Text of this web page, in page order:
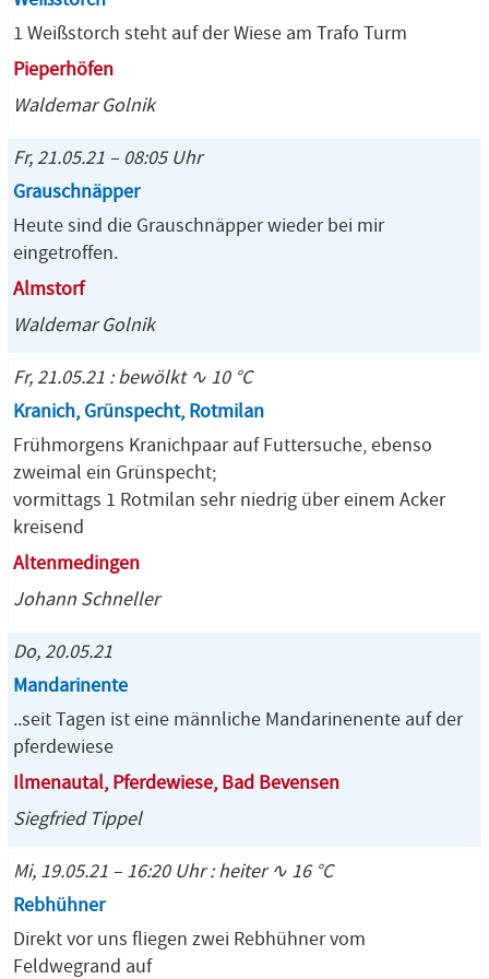
1 Weißstorch steht auf der Wiese am Trafo Turm
Pieperhöfen
Waldemar Golnik
Fr, 21.05.21 – 08:05 Uhr
Grauschnäpper
Heute sind die Grauschnäpper wieder bei mir
eingetroffen.
Almstorf
Waldemar Golnik
Fr, 21.05.21 : bewölkt ∿ 10 °C
Kranich, Grünspecht, Rotmilan
Frühmorgens Kranichpaar auf Futtersuche, ebenso
zweimal ein Grünspecht;
vormittags 1 Rotmilan sehr niedrig über einem Acker
kreisend
Altenmedingen
Johann Schneller
Do, 20.05.21
Mandarinente
..seit Tagen ist eine männliche Mandarinenente auf der
pferdewiese
Ilmenautal, Pferdewiese, Bad Bevensen
Siegfried Tippel
Mi, 19.05.21 – 16:20 Uhr : heiter ∿ 16 °C
Rebhühner
Direkt vor uns fliegen zwei Rebhühner vom
Feldwegrand auf